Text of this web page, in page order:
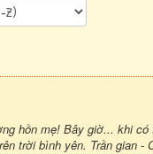
hồn mẹ! Bây giờ... khi
trời bình yên. Trần gian -